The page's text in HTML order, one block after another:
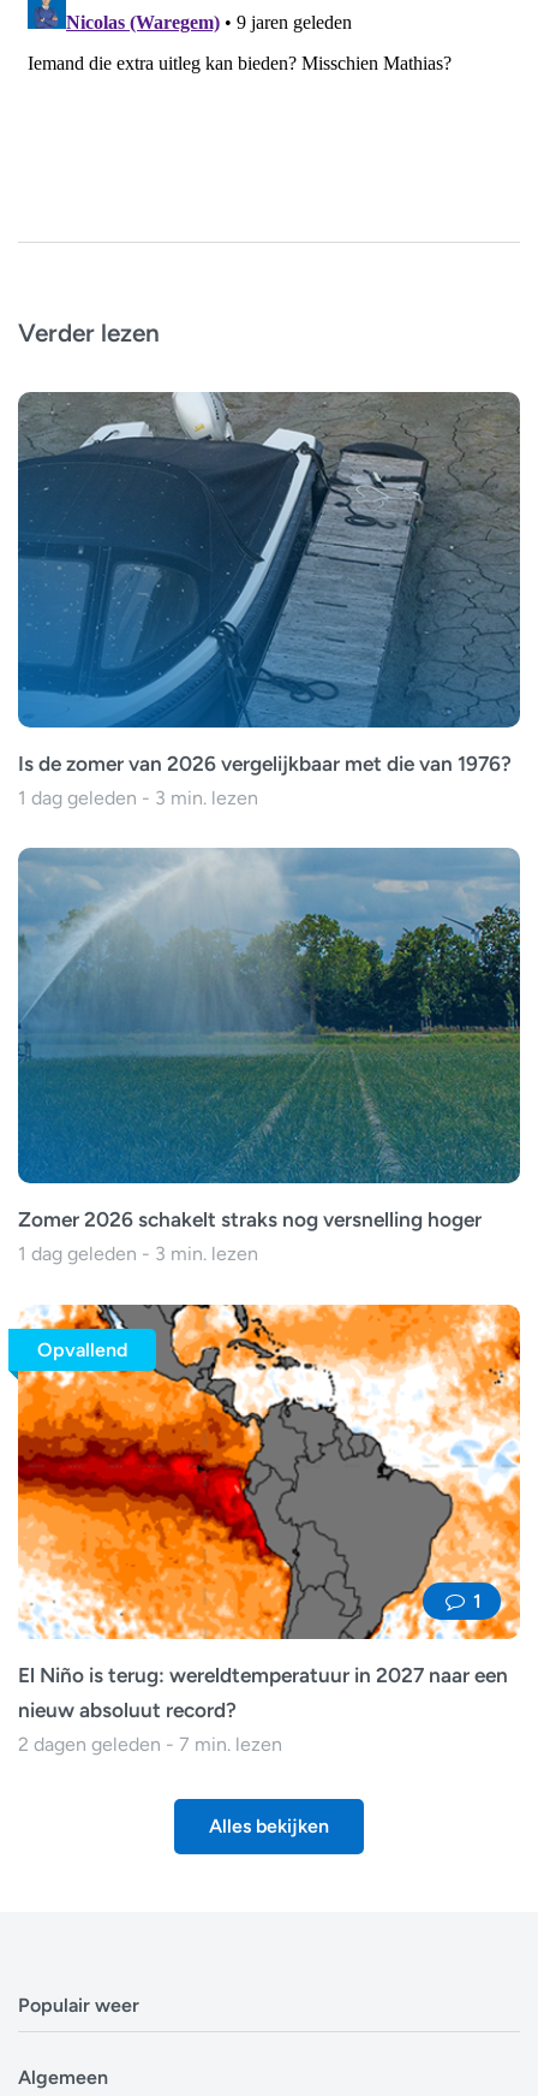
Verder lezen
Is de zomer van 2026 vergelijkbaar met die van 1976?
1 dag geleden - 3 min. lezen
Zomer 2026 schakelt straks nog versnelling hoger
1 dag geleden - 3 min. lezen
1
Opvallend
El Niño is terug: wereldtemperatuur in 2027 naar een
nieuw absoluut record?
2 dagen geleden - 7 min. lezen
Alles bekijken
Populair weer
Weerbericht Brussel
Algemeen